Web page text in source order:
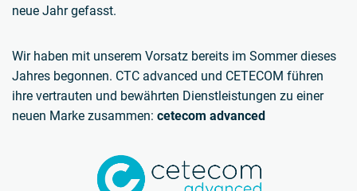
neue Jahr gefasst.
Wir haben mit unserem Vorsatz bereits im Sommer dieses
Jahres begonnen. CTC advanced und CETECOM führen
ihre vertrauten und bewährten Dienstleistungen zu einer
neuen Marke zusammen: cetecom advanced